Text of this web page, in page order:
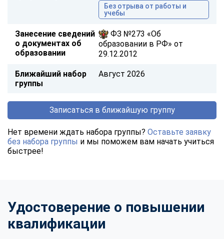
Без отрыва от работы и
учебы
Занесение сведений
о документах об
образовании
ФЗ №273 «Об
образовании в РФ» от
29.12.2012
Ближайший набор
группы
Август 2026
Записаться в ближайшую группу
Нет времени ждать набора группы? Оставьте заявку
без набора группы и мы поможем вам начать учиться
быстрее!
Удостоверение о повышении
квалификации